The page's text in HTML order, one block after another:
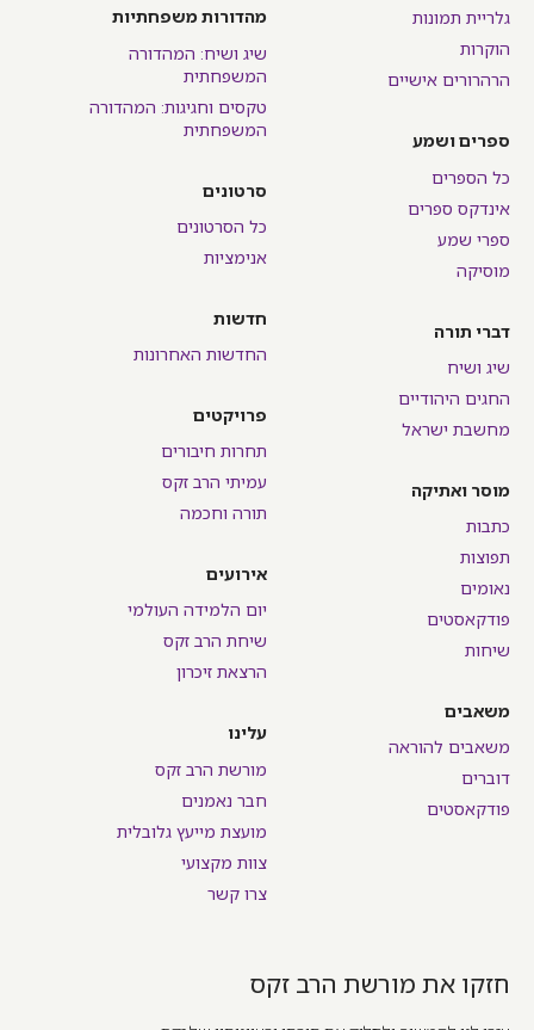
גלריית תמונות
הוקרות
הרהרורים אישיים
ספרים ושמע
כל הספרים
אינדקס ספרים
ספרי שמע
מוסיקה
דברי תורה
שיג ושיח
החגים היהודיים
מחשבת ישראל
מוסר ואתיקה
כתבות
תפוצות
נאומים
פודקאסטים
שיחות
משאבים
משאבים להוראה
דוברים
פודקאסטים
מהדורות משפחתיות
שיג ושיח: המהדורה
המשפחתית
טקסים וחגיגות: המהדורה
המשפחתית
סרטונים
כל הסרטונים
אנימציות
חדשות
החדשות האחרונות
פרויקטים
תחרות חיבורים
עמיתי הרב זקס
תורה וחכמה
אירועים
יום הלמידה העולמי
שיחת הרב זקס
הרצאת זיכרון
עלינו
מורשת הרב זקס
חבר נאמנים
מועצת מייעץ גלובלית
צוות מקצועי
צרו קשר
חזקו את מורשת הרב זקס